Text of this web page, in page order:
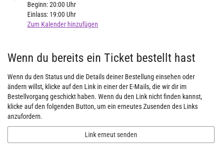
Beginn:20:00Uhr
Einlass: 19:00Uhr
Zum Kalender hinzufügen
Wenn du bereits ein Ticket bestellt hast
Wenn du den Status und die Details deiner Bestellung einsehen oder
ändern willst, klicke auf den Link in einer der E-Mails, die wir dir im
Bestellvorgang geschickt haben. Wenn du den Link nicht finden kannst,
klicke auf den folgenden Button, um ein erneutes Zusenden des Links
anzufordern.
Link erneut senden